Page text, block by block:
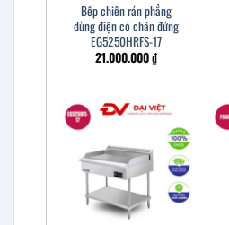
Bếp chiên rán phẳng
dùng điện có chân đứng
EG5250HRFS-17
21.000.000₫